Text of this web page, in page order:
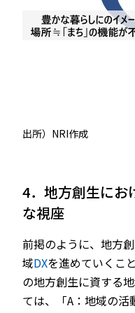
出所）NRI作成
4．地方創生にお
な視座
前掲のように、地方
域DXを進めていくこ
の地方創生に資する
ては、「A：地域の